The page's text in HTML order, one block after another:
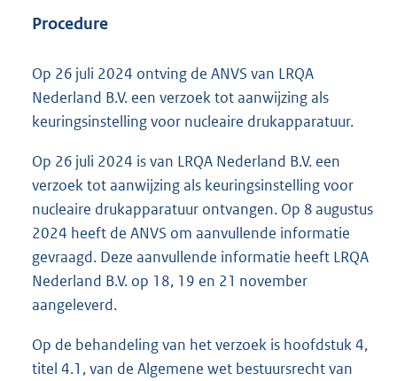
Procedure
Op 26 juli 2024 ontving de ANVS van LRQA
Nederland B.V. een verzoek tot aanwijzing als
keuringsinstelling voor nucleaire drukapparatuur.
Op 26 juli 2024 is van LRQA Nederland B.V. een
verzoek tot aanwijzing als keuringsinstelling voor
nucleaire drukapparatuur ontvangen. Op 8 augustus
2024 heeft de ANVS om aanvullende informatie
gevraagd. Deze aanvullende informatie heeft LRQA
Nederland B.V. op 18, 19 en 21 november
aangeleverd.
Op de behandeling van het verzoek is hoofdstuk 4,
titel 4.1, van de Algemene wet bestuursrecht van